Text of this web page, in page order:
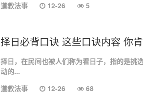
道教法事
12-26 5
择日必背口诀 这些口诀内容 你
择日，在民间也被人们称为看日子，指的是挑
动的...
道教法事
12-26 68